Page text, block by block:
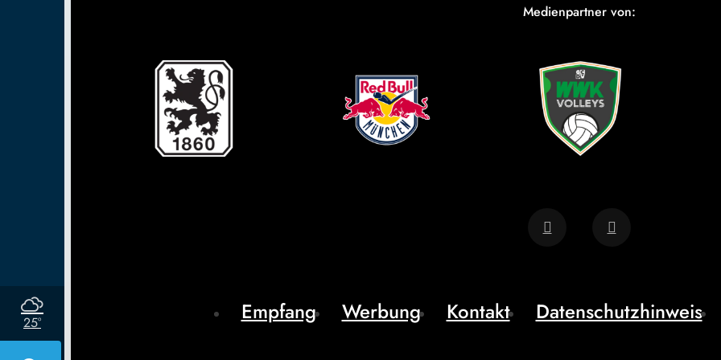
25°
Medienpartner von:
Empfang Werbung Kontakt Datenschutzhinweis